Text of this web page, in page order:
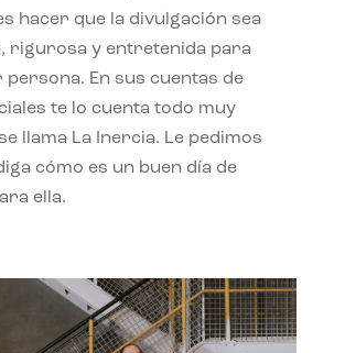
hacer que la divulgación sea
rigurosa y entretenida para
persona. En sus cuentas de
te lo cuenta todo muy
llama La Inercia. Le pedimos
cómo es un buen día de
ella.